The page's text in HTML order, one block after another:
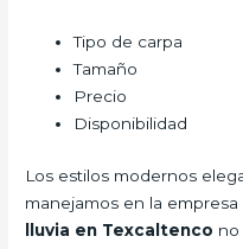
Tipo de carpa
Tamaño
Precio
Disponibilidad
Los estilos modernos
manejamos en la empresa
lluvia en Texcaltenco no